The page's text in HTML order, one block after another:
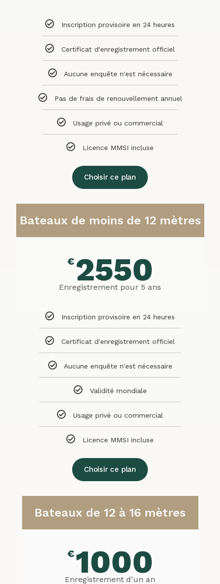
Inscription provisoire en 24 heures
Certificat d'enregistrement officiel
Aucune enquête n'est nécessaire
Pas de frais de renouvellement annuel
Usage privé ou commercial
Licence MMSI incluse
Choisir ce plan
Bateaux de moins de 12 mètres
€ 2550
Enregistrement pour 5 ans
Inscription provisoire en 24 heures
Certificat d'enregistrement officiel
Aucune enquête n'est nécessaire
Validité mondiale
Usage privé ou commercial
Licence MMSI incluse
Choisir ce plan
Bateaux de 12 à 16 mètres
€1000
Enregistrement d'un an